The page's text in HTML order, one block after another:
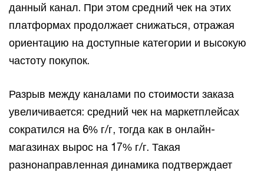
данный канал. При этом средний чек на этих
платформах продолжает снижаться, отражая
ориентацию на доступные категории и высокую
частоту покупок.
Разрыв между каналами по стоимости заказа
увеличивается: средний чек на маркетплейсах
сократился на 6% г/г, тогда как в онлайн-
магазинах вырос на 17% г/г. Такая
разнонаправленная динамика подтверждает